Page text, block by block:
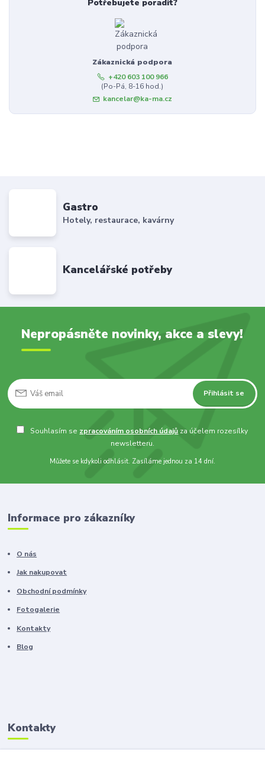
Potřebujete poradit?
Zákaznická podpora
+420 603 100 966
(Po-Pá, 8-16 hod.)
kancelar@ka-ma.cz
Gastro
Hotely, restaurace, kavárny
Kancelářské potřeby
Nepropásněte novinky, akce a slevy!
Přihlásit se
Souhlasím se zpracováním osobních údajů za účelem rozesílky
newsletteru.
Můžete se kdykoli odhlásit. Zasíláme jednou za 14 dní.
Informace pro zákazníky
O nás
Jak nakupovat
Obchodní podmínky
Fotogalerie
Kontakty
Blog
Kontakty